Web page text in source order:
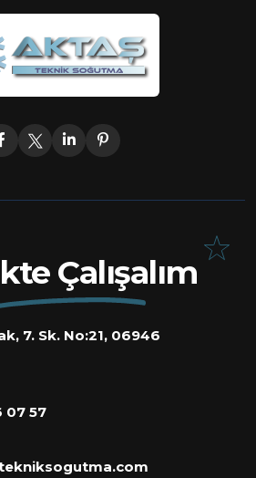
Çalışalım
7. Sk. No:21, 06946
07 57